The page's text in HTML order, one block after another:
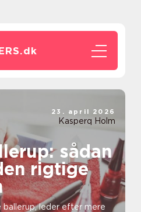
dk
sådan
rigtige
ballerup, leder efter mere
23. april 2026
Kasperq Holm